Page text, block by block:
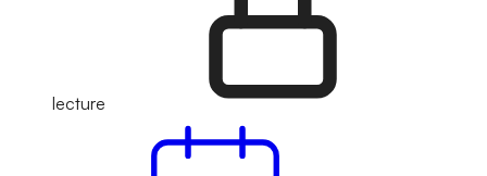
lecture